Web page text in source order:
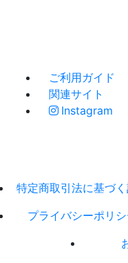
ご利用ガイド
関連サイト
Instagram
特定商取引法に基づ
プライバシーポリ